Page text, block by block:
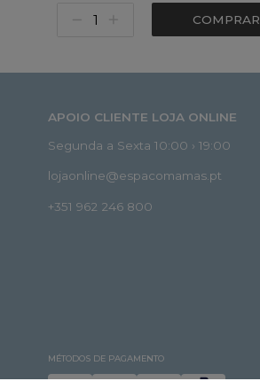
COMPRAR
APOIO CLIENTE LOJA ONLINE
Segunda a Sexta 10:00 › 19:00
lojaonline@espacomamas.pt
+351 962 246 800
MÉTODOS DE PAGAMENTO